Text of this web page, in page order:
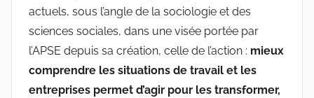
actuels, sous l’angle de la sociologie et des
sciences sociales, dans une visée portée par
l’APSE depuis sa création, celle de l’action : mieux
comprendre les situations de travail et les
entreprises permet d’agir pour les transformer,